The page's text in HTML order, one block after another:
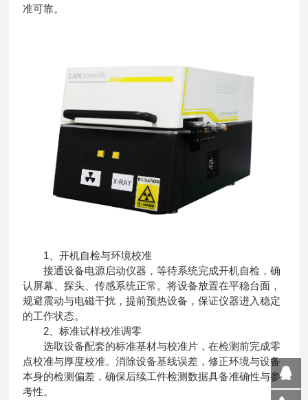
准可靠。
1、开机自检与环境校准
接通设备电源启动仪器，等待系统完成开机自检，确
认屏幕、探头、传感系统正常。将设备放置在平稳台面，
规避震动与电磁干扰，提前预热设备，保证仪器进入稳定
的工作状态。
2、标准试样校准调零
选取设备配套的标准基材与校准片，在检测前完成零
点校准与厚度校准。消除设备基线误差，修正环境与设备
本身的检测偏差，确保后续工件检测数据具备准确性与参
考性。